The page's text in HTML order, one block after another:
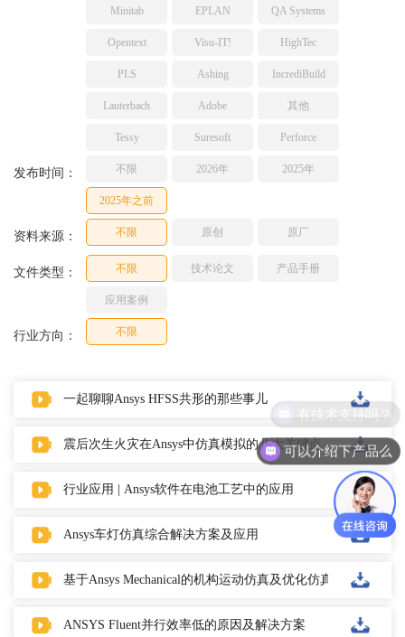
Minitab EPLAN QA Systems
Opentext Visu-IT! HighTec
PLS Ashing IncrediBuild
Lauterbach Adobe 其他
Tessy Suresoft Perforce
发布时间： 不限 2026年 2025年
2025年之前
资料来源： 不限 原创 原厂
文件类型： 不限 技术论文 产品手册
应用案例
行业方向： 不限
一起聊聊Ansys HFSS共形的那些事儿
震后次生火灾在Ansys中仿真模拟的几大关键点
行业应用 | Ansys软件在电池工艺中的应用
Ansys车灯仿真综合解决方案及应用
基于Ansys Mechanical的机构运动仿真及优化仿真
ANSYS Fluent并行效率低的原因及解决方案
可以介绍下产品么
有技术支持吗？